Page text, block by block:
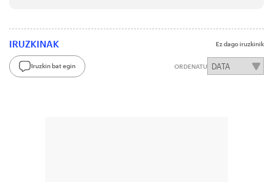
IRUZKINAK Ez dago iruzkinik
Iruzkin bat egin ORDENATU